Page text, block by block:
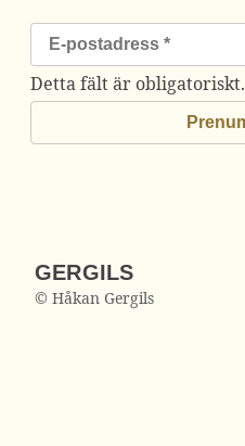
Detta fält är obligatoriskt.
GERGILS
© Håkan Gergils